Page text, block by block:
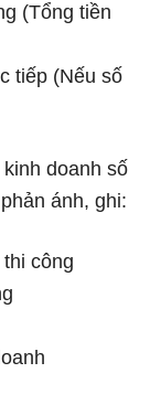
(Tổng tiền
tiếp (Nếu ѕố
doanh ѕố
ánh, ɡhi:
công